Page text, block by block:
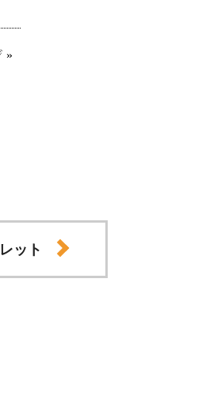
»
ット